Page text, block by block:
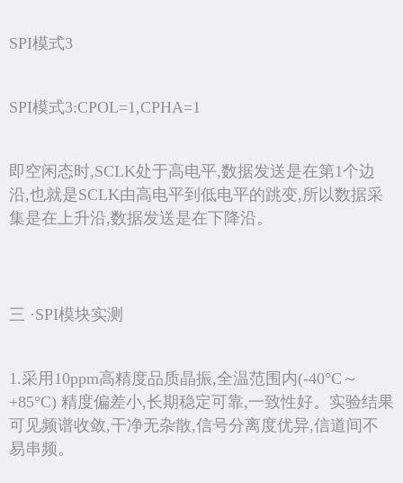
SPI模式3
SPI模式3:CPOL=1,CPHA=1
即空闲态时,SCLK处于高电平,数据发送是在第1个边
沿,也就是SCLK由高电平到低电平的跳变,所以数据采
集是在上升沿,数据发送是在下降沿。
三 ·SPI模块实测
1.采用10ppm高精度品质晶振,全温范围内(-40°C～
+85°C) 精度偏差小,长期稳定可靠,一致性好。实验结果
可见频谱收敛,干净无杂散,信号分离度优异,信道间不
易串频。